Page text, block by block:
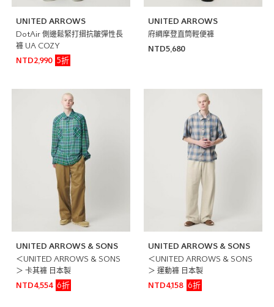
UNITED ARROWS
DotAir 側邊鬆緊打摺抗皺彈性長
褲 UA COZY
NTD2,990
5折
UNITED ARROWS
府綢摩登直筒輕便褲
NTD5,680
UNITED ARROWS & SONS
＜UNITED ARROWS & SONS
＞ 卡其褲 日本製
NTD4,554
6折
UNITED ARROWS & SONS
＜UNITED ARROWS & SONS
＞ 運動褲 日本製
NTD4,158
6折